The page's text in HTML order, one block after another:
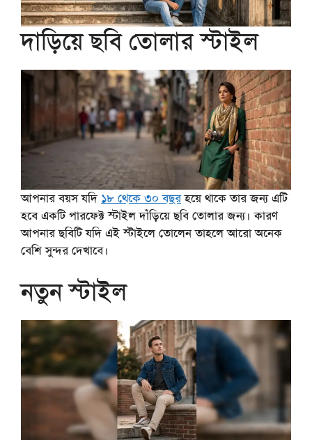
দাড়িয়ে ছবি তোলার স্টাইল
আপনার বয়স যদি ১৮ থেকে ৩০ বছরহয়ে থাকে তার জন্য এটি
হবে একটি পারফেক্ট স্টাইল দাঁড়িয়ে ছবি তোলার জন্য। কারণ
আপনার ছবিটি যদি এই স্টাইলে তোলেন তাহলে আরো অনেক
বেশি সুন্দর দেখাবে।
নতুন স্টাইল